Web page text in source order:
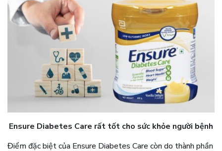
Ensure Diabetes Care rất tốt cho sức khỏe người bệnh
Điểm đặc biệt của Ensure Diabetes Care còn do thành phần